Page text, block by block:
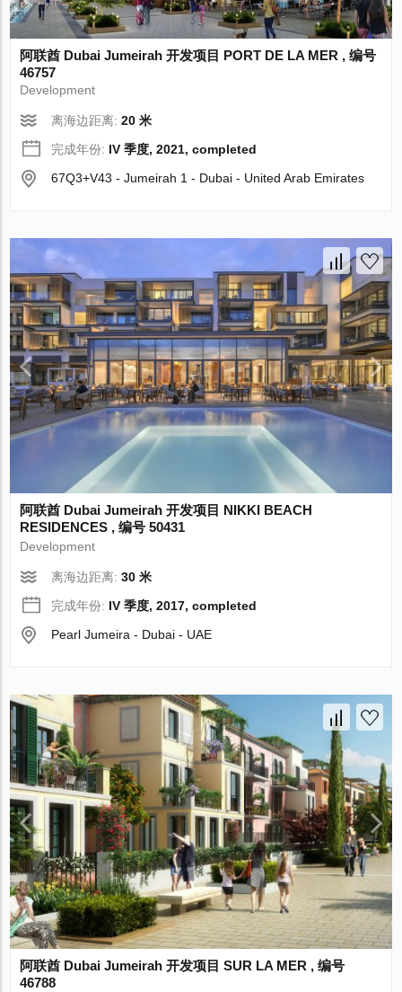
阿联酋 Dubai Jumeirah 开发项目 PORT DE LA MER , 编号
46757
Development
离海边距离:20 米
完成年份: IV 季度, 2021, completed
67Q3+V43 - Jumeirah 1 - Dubai - United Arab Emirates
阿联酋 Dubai Jumeirah 开发项目 NIKKI BEACH
RESIDENCES , 编号 50431
Development
离海边距离:30 米
完成年份: IV 季度, 2017, completed
Pearl Jumeira - Dubai - UAE
阿联酋 Dubai Jumeirah 开发项目 SUR LA MER , 编号
46788